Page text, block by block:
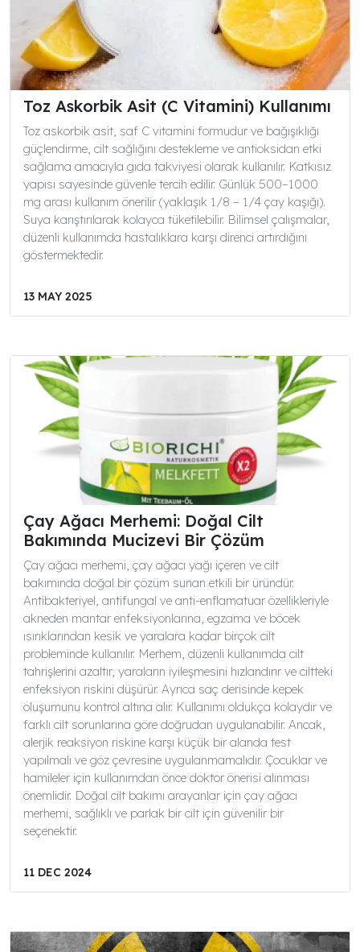
Toz Askorbik Asit (C Vitamini) Kullanımı
Toz askorbik asit, saf C vitamini formudur ve bağışıklığı
güçlendirme, cilt sağlığını destekleme ve antioksidan etki
sağlama amacıyla gıda takviyesi olarak kullanılır. Katkısız
yapısı sayesinde güvenle tercih edilir. Günlük 500–1000
mg arası kullanım önerilir (yaklaşık 1/8 – 1/4 çay kaşığı).
Suya karıştırılarak kolayca tüketilebilir. Bilimsel çalışmalar,
düzenli kullanımda hastalıklara karşı direnci artırdığını
göstermektedir.
13 MAY 2025
Çay Ağacı Merhemi: Doğal Cilt
Bakımında Mucizevi Bir Çözüm
Çay ağacı merhemi, çay ağacı yağı içeren ve cilt
bakımında doğal bir çözüm sunan etkili bir üründür.
Antibakteriyel, antifungal ve anti-enflamatuar özellikleriyle
akneden mantar enfeksiyonlarına, egzama ve böcek
ısırıklarından kesik ve yaralara kadar birçok cilt
probleminde kullanılır. Merhem, düzenli kullanımda cilt
tahrişlerini azaltır, yaraların iyileşmesini hızlandırır ve ciltteki
enfeksiyon riskini düşürür. Ayrıca saç derisinde kepek
oluşumunu kontrol altına alır. Kullanımı oldukça kolaydır ve
farklı cilt sorunlarına göre doğrudan uygulanabilir. Ancak,
alerjik reaksiyon riskine karşı küçük bir alanda test
yapılmalı ve göz çevresine uygulanmamalıdır. Çocuklar ve
hamileler için kullanımdan önce doktor önerisi alınması
önemlidir. Doğal cilt bakımı arayanlar için çay ağacı
merhemi, sağlıklı ve parlak bir cilt için güvenilir bir
seçenektir.
11 DEC 2024